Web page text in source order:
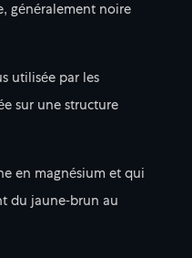
généralement noire
utilisée par les
sur une structure
en magnésium et qui
du jaune-brun au